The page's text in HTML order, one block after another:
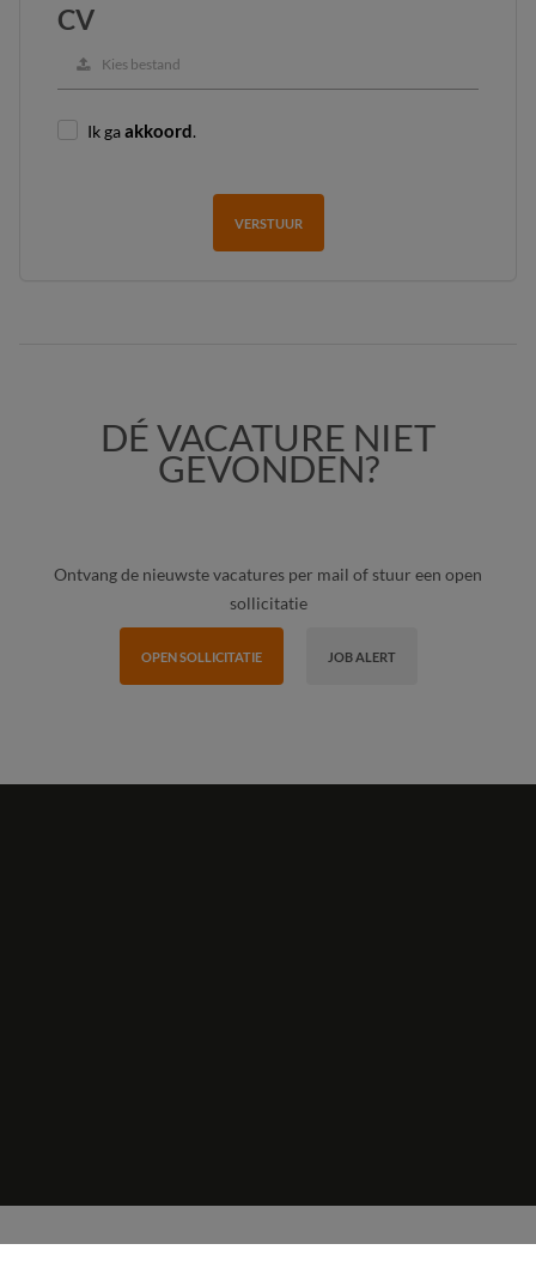
CV
Kies bestand
Ik gaakkoord.
VERSTUUR
DÉ VACATURE NIET
GEVONDEN?
Ontvang de nieuwste vacatures per mail of stuur een open
sollicitatie
OPEN SOLLICITATIE JOB ALERT